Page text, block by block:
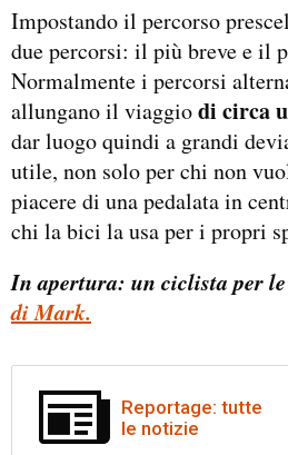
Impostando il percorso
due percorsi: il più breve e il
Normalmente i percorsi
allungano il viaggiodi circa
dar luogo quindi a grandi
utile, non solo per chi non
piacere di una pedalata in
chi la bici la usa per i propri
In apertura: un ciclista per
di Mark.
Reportage: tutte
le notizie